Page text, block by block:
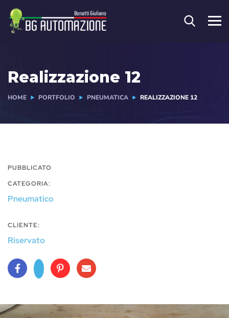
Realizzazione 12
HOME PORTFOLIO PNEUMATICA REALIZZAZIONE 12
PUBBLICATO
CATEGORIA:
Pneumatico
CLIENTE:
Riservato